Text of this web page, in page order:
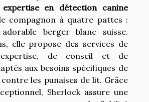
en détection canine
compagnon à quatre pattes :
berger blanc suisse.
elle propose des services de
de conseil et de
aux besoins spécifiques de
les punaises de lit. Grâce
Sherlock assure une